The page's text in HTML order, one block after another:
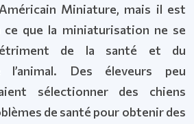
Miniature, mais il est
ce que la miniaturisation ne se
de la santé et du
l’animal. Des éleveurs peu
sélectionner des chiens
de santé pour obtenir des